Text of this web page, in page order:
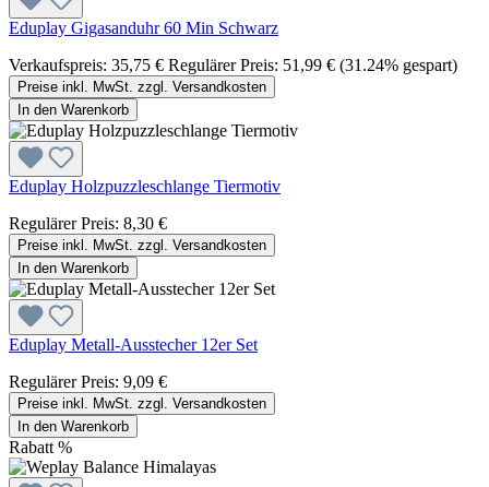
Eduplay Gigasanduhr 60 Min Schwarz
Verkaufspreis: 35,75 € Regulärer Preis: 51,99 € (31.24% gespart)
Preise inkl. MwSt. zzgl. Versandkosten
In den Warenkorb
Eduplay Holzpuzzleschlange Tiermotiv
Regulärer Preis: 8,30 €
Preise inkl. MwSt. zzgl. Versandkosten
In den Warenkorb
Eduplay Metall-Ausstecher 12er Set
Regulärer Preis: 9,09 €
Preise inkl. MwSt. zzgl. Versandkosten
In den Warenkorb
Rabatt %